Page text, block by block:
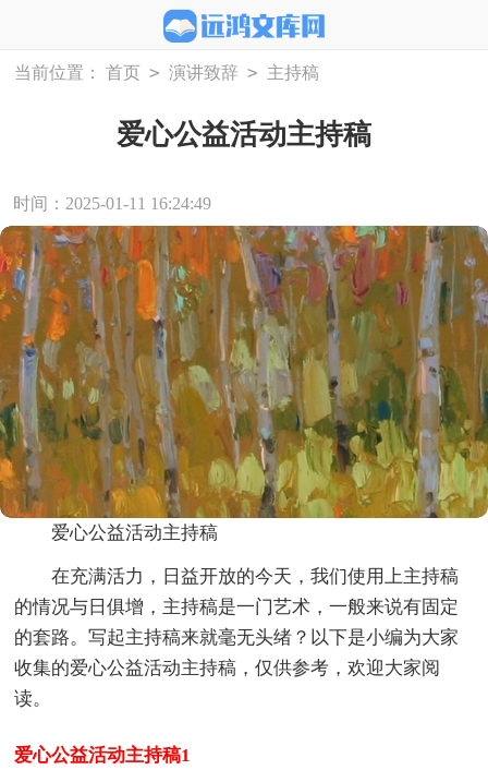
当前位置： 首页 > 演讲致辞 > 主持稿
爱心公益活动主持稿
时间：2025-01-11 16:24:49
爱心公益活动主持稿
在充满活力，日益开放的今天，我们使用上主持稿
的情况与日俱增，主持稿是一门艺术，一般来说有固定
的套路。写起主持稿来就毫无头绪？以下是小编为大家
收集的爱心公益活动主持稿，仅供参考，欢迎大家阅
读。
爱心公益活动主持稿1